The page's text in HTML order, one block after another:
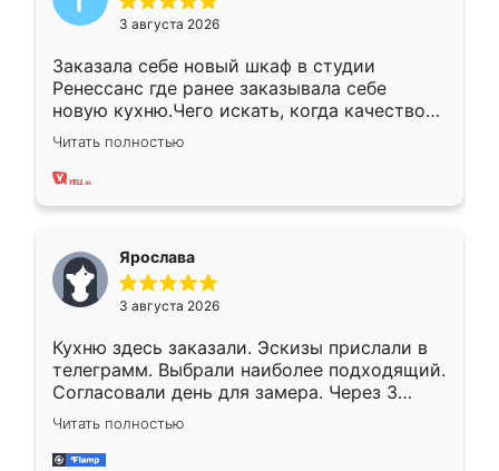
3 августа 2026
Заказала себе новый шкаф в студии
Ренессанс где ранее заказывала себе
новую кухню.Чего искать, когда качеством
вполне довольна. Служит кухня уже почти
два года, нареканий нет.
Читать полностью
Ярослава
3 августа 2026
Кухню здесь заказали. Эскизы прислали в
телеграмм. Выбрали наиболее подходящий.
Согласовали день для замера. Через 3
недели кухня была уже готова. Остались
довольны работой. Спасибо Ренессанс
мебель за качественную работу!
Читать полностью